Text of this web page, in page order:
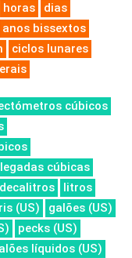
horas
dias
anos bissextos
ciclos lunares
cúbicos
cúbicas
decalitros
litros
(US)
galões (US)
pecks (US)
líquidos (US)